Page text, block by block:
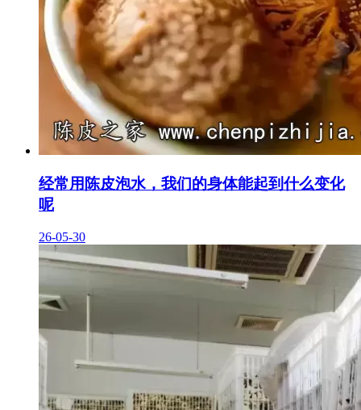
经常用陈皮泡水，我们的身体能起到什么变化
呢
26-05-30